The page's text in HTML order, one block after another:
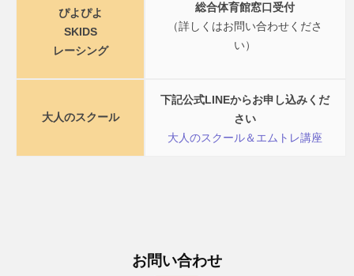
ぴよぴよ
SKIDS
レーシング
総合体育館窓口受付
（詳しくはお問い合わせくださ
い）
大人のスクール
下記公式LINEからお申し込みくだ
さい
大人のスクール＆エムトレ講座
お問い合わせ